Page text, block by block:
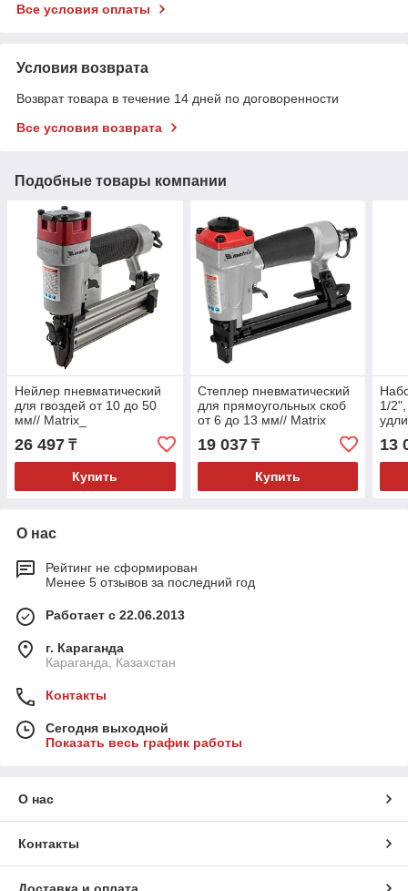
Все условия оплаты
Условия возврата
Возврат товара в течение 14 дней по договоренности
Все условия возврата
Подобные товары компании
Нейлер пневматический
для гвоздей от 10 до 50
мм// Matrix_
26 497 ₸
Купить
Степлер пневматический
для прямоугольных скоб
от 6 до 13 мм// Matrix
19 037₸
Купить
1/
13
О нас
Рейтинг не сформирован
Менее 5 отзывов за последний год
Работает с 22.06.2013
г. Караганда
Караганда, Казахстан
Контакты
Сегодня выходной
Показать весь график работы
О нас
Контакты